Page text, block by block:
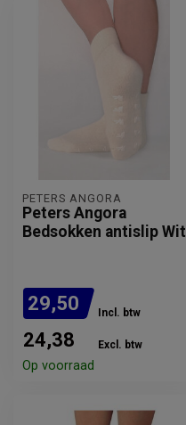
PETERS ANGORA
Peters Angora
Bedsokken antislip Wit
29,50 Incl. btw
24,38 Excl. btw
Op voorraad